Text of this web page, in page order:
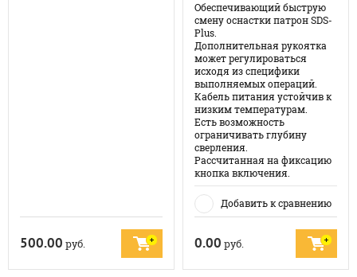
500.00 руб.
Обеспечивающий быструю
смену оснастки патрон SDS-
Plus.
Дополнительная рукоятка
может регулироваться
исходя из специфики
выполняемых операций.
Кабель питания устойчив к
низким температурам.
Есть возможность
ограничивать глубину
сверления.
Рассчитанная на фиксацию
кнопка включения.
Добавить к сравнению
0.00 руб.